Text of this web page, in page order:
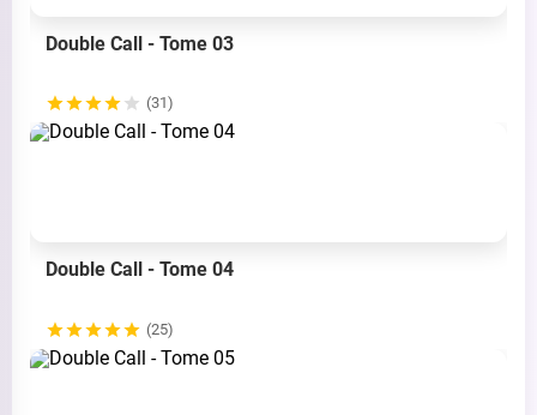
Double Call - Tome 03
(31)
Double Call - Tome 04
(25)